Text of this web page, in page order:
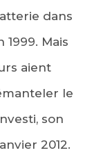
dans
1999. Mais
aient
le
son
2012.